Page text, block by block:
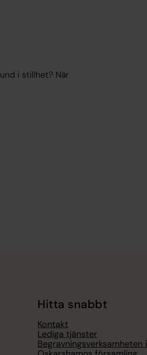
i stillhet? När
Hitta snabbt
Kontakt
Lediga tjänster
Begravningsverksamheten i